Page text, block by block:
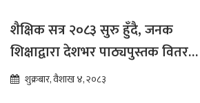
शैक्षिक सत्र २०८३ सुरु हुँदै, जनक
शिक्षाद्वारा देशभर पाठ्यपुस्तक वितरण
तीव्रशुक्रबार, वैशाख ४, २०८३